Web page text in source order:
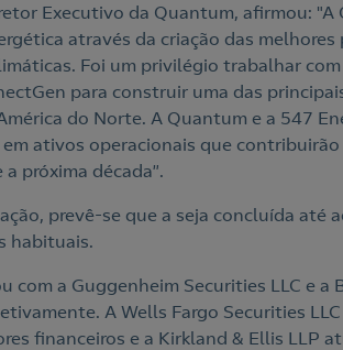
Executivo da Quantum, afirmou:
através da criação das
Foi um privilégio trabalhar
para construir uma das
do Norte. A Quantum e a 547
ativos operacionais que
próxima década”.
prevê-se que a seja concluída até
habituais.
com a Guggenheim Securities LLC e
A Wells Fargo Securities
financeiros e a Kirkland & Ellis LLP